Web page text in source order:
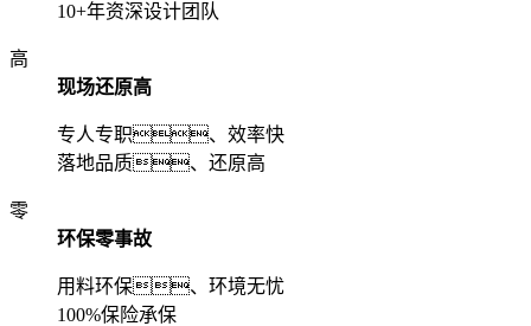
10+年资深设计团队
高
现场还原高
专人专职、效率快
落地品质、还原高
零
环保零事故
用料环保、环境无忧
100%保险承保